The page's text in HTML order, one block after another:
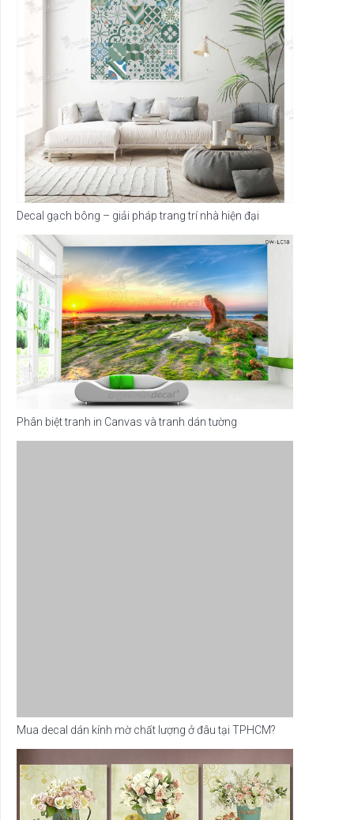
Decal gạch bông – giải pháp trang trí nhà hiện đại
Phân biệt tranh in Canvas và tranh dán tường
Mua decal dán kính mờ chất lượng ở đâu tại TPHCM?